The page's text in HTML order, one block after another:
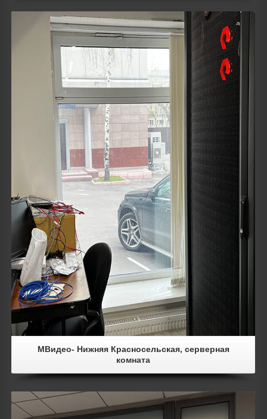
Details
МВидео- Нижняя Красносельская, серверная
комната